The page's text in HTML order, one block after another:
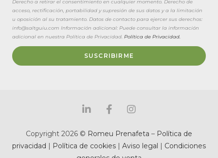
Derecho a retirar el consentimiento en cualquier momento. Derecho de
acceso, rectificación, portabilidad y supresión de sus datos y a la limitación
u oposición al su tratamiento. Datos de contacto para ejercer sus derechos:
info@saltguiu.com Información adicional: Puede consultar la información
adicional en nuestra Política de Privacidad. Política de Privacidad.
SUSCRIBIRME
Copyright 2026 © Romeu Prenafeta – Política de
privacidad | Política de cookies | Aviso legal | Condiciones